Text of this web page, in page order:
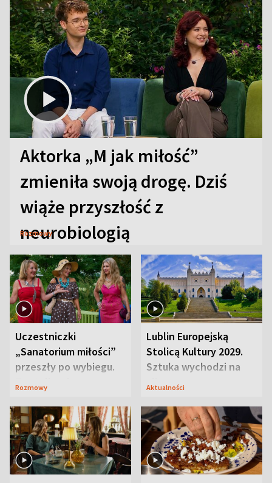
Aktorka „M jak miłość”
zmieniła swoją drogę. Dziś
wiąże przyszłość z
neurobiologią
Rozmowy
Uczestniczki
„Sanatorium miłości”
przeszły po wybiegu.
Te stylizacje
Rozmowy
Lublin Europejską
Stolicą Kultury 2029.
Sztuka wychodzi na
ulice
Aktualności